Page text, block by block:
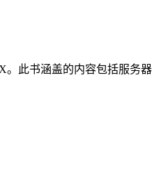
。此书涵盖的内容包括服务